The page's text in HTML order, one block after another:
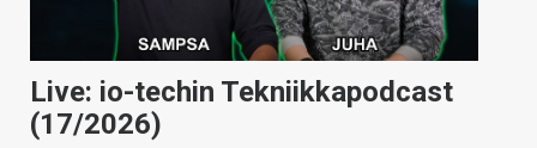
Live: io-techin Tekniikkapodcast
(17/2026)